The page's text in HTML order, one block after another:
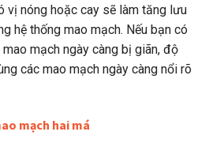
vị nóng hoặc cay sẽ làm tăng lưu
hệ thống mao mạch. Nếu bạn có
mạch ngày càng bị giãn, độ
các mao mạch ngày càng nổi rõ
mạch hai má